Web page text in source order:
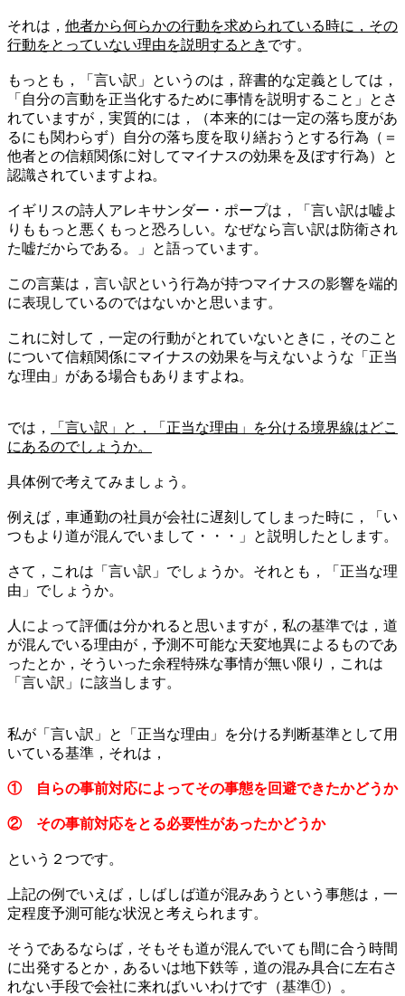
それは， 他者から何らかの行動を求められている時に，その
行動をとっていない理由を説明するとき です。
もっとも，「言い訳」というのは，辞書的な定義としては，
「自分の言動を正当化するために事情を説明すること」とさ
れていますが，実質的には，（本来的には一定の落ち度があ
るにも関わらず）自分の落ち度を取り繕おうとする行為（＝
他者との信頼関係に対してマイナスの効果を及ぼす行為）と
認識されていますよね。
イギリスの詩人アレキサンダー・ポープは，「言い訳は嘘よ
りももっと悪くもっと恐ろしい。なぜなら言い訳は防衛され
た嘘だからである。」と語っています。
この言葉は，言い訳という行為が持つマイナスの影響を端的
に表現しているのではないかと思います。
これに対して，一定の行動がとれていないときに，そのこと
について信頼関係にマイナスの効果を与えないような「正当
な理由」がある場合もありますよね。
では，
「言い訳」と，「正当な理由」を分ける境界線はどこ
にあるのでしょうか。
具体例で考えてみましょう。
例えば，車通勤の社員が会社に遅刻してしまった時に，「い
つもより道が混んでいまして・・・」と説明したとします。
さて，これは「言い訳」でしょうか。それとも，「正当な理
由」でしょうか。
人によって評価は分かれると思いますが，私の基準では，道
が混んでいる理由が，予測不可能な天変地異によるものであ
ったとか，そういった余程特殊な事情が無い限り，これは
「言い訳」に該当します。
私が「言い訳」と「正当な理由」を分ける判断基準として用
いている基準，それは，
① 自らの事前対応によってその事態を回避できたかどうか
② その事前対応をとる必要性があったかどうか
という２つです。
上記の例でいえば，しばしば道が混みあうという事態は，一
定程度予測可能な状況と考えられます。
そうであるならば，そもそも道が混んでいても間に合う時間
に出発するとか，あるいは地下鉄等，道の混み具合に左右さ
れない手段で会社に来ればいいわけです（基準①）。